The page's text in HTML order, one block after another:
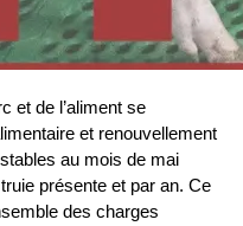
et de l’aliment se
et renouvellement
au mois de mai
présente et par an. Ce
des charges